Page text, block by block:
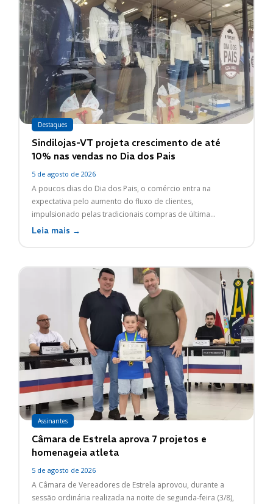
Destaques
Sindilojas-VT projeta crescimento de até
10% nas vendas no Dia dos Pais
5 de agosto de 2026
A poucos dias do Dia dos Pais, o comércio entra na
expectativa pelo aumento do fluxo de clientes,
impulsionado pelas tradicionais compras de última...
Leia mais →
Assinantes
Câmara de Estrela aprova 7 projetos e
homenageia atleta
5 de agosto de 2026
A Câmara de Vereadores de Estrela aprovou, durante a
sessão ordinária realizada na noite de segunda-feira (3/8),